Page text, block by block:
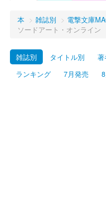
購入管理
Myシェルフ
プレミアム
本 > 雑誌別 > 電撃文庫
ソードアート・オンライ
雑誌別 タイトル別
ランキング
7月発売